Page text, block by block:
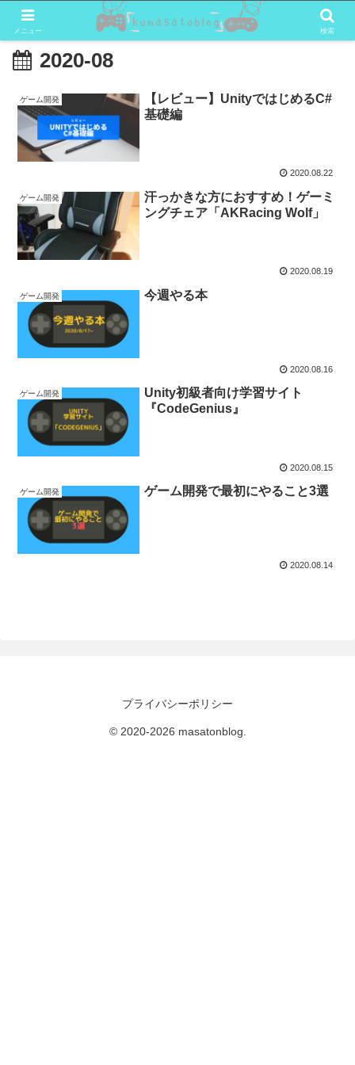
2020-08
ゲーム開発
【レビュー】UnityではじめるC#
基礎編
2020.08.22
ゲーム開発
汗っかきな方におすすめ！ゲーミ
ングチェア「AKRacing Wolf」
2020.08.19
ゲーム開発 今週やる本
2020.08.16
ゲーム開発
Unity初級者向け学習サイト
『CodeGenius』
2020.08.15
ゲーム開発 ゲーム開発で最初にやること3選
2020.08.14
プライバシーポリシー
© 2020-2026 masatonblog.
メニュー 検索